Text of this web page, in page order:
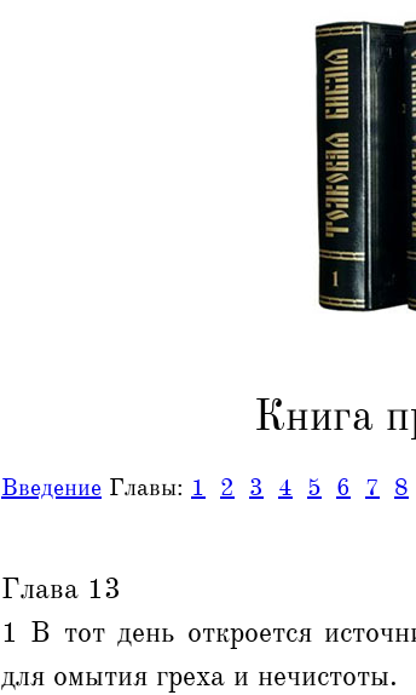
Книга
Введение Главы: 1 2 3 4 5 6 7 8
Глава 13
1 В тот день откроется
для омытия греха и нечистоты.